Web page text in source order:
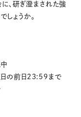
、研ぎ澄まされた強
しょうか。
の前日23:59まで